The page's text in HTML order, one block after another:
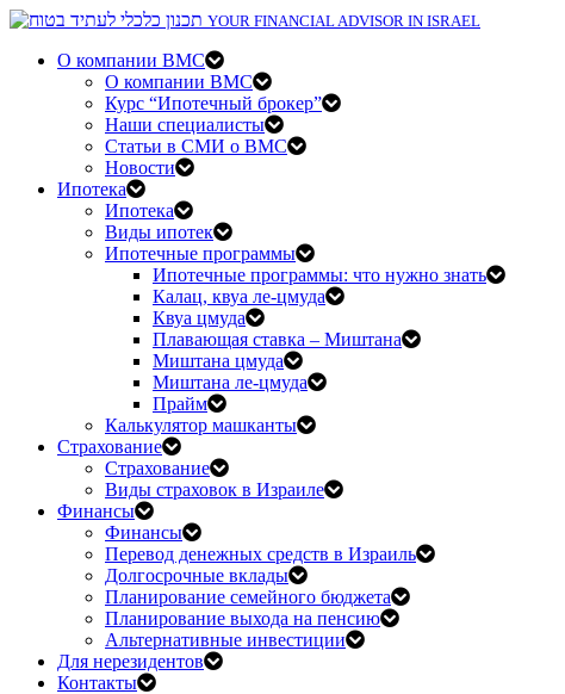
YOUR FINANCIAL ADVISOR IN ISRAEL
О компании BMC
О компании BMC
Курс “Ипотечный брокер”
Наши специалисты
Статьи в СМИ о BMC
Новости
Ипотека
Ипотека
Виды ипотек
Ипотечные программы
Ипотечные программы: что нужно знать
Калац, квуа ле-цмуда
Квуа цмуда
Плавающая ставка – Миштана
Миштана цмуда
Миштана ле-цмуда
Прайм
Калькулятор машканты
Страхование
Страхование
Виды страховок в Израиле
Финансы
Финансы
Перевод денежных средств в Израиль
Долгосрочные вклады
Планирование семейного бюджета
Планирование выхода на пенсию
Альтернативные инвестиции
Для нерезидентов
Контакты